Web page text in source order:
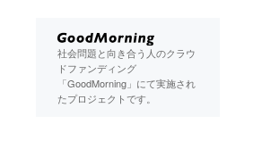
社会問題と向き合う人のクラウ
ドファンディング
「GoodMorning」にて実施され
たプロジェクトです。